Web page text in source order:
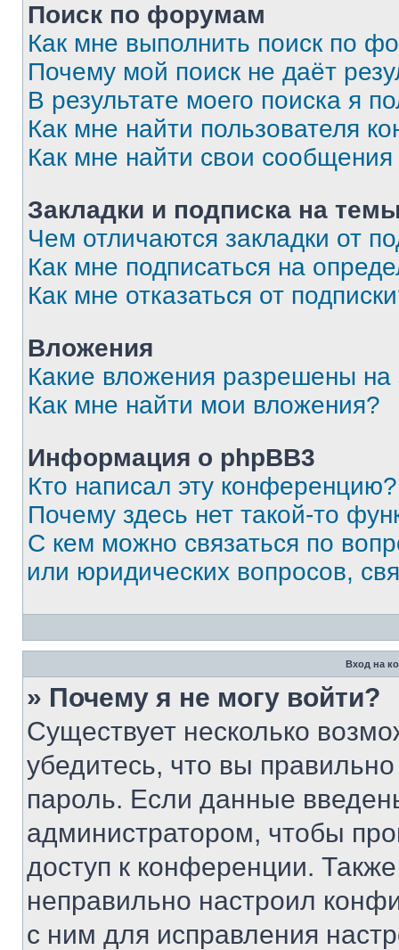
Поиск по форумам
Как мне выполнить поиск по
Почему мой поиск не даёт
В результате моего поиска я
Как мне найти пользователя
Как мне найти свои
Закладки и подписка на
Чем отличаются закладки от
Как мне подписаться на
Как мне отказаться от
Вложения
Какие вложения разрешены
Как мне найти мои вложения?
Информация о phpBB3
Кто написал эту конференцию?
Почему здесь нет такой-то
С кем можно связаться по
или юридических вопросов,
Вход на
» Почему я не могу войти?
Существует несколько
убедитесь, что вы
пароль. Если данные
администратором, чтобы
доступ к конференции.
неправильно настроил
с ним для исправления